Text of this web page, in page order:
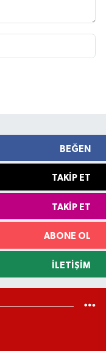
BEĞEN
TAKIP ET
TAKIP ET
ABONE OL
İLETIŞIM